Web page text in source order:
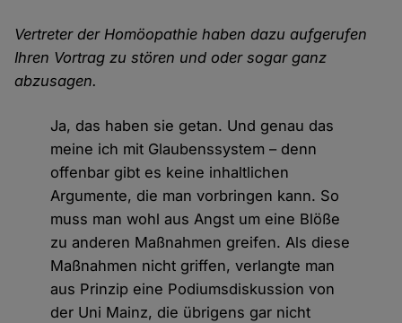
Vertreter der Homöopathie haben dazu aufgerufen
Ihren Vortrag zu stören und oder sogar ganz
abzusagen.
Ja, das haben sie getan. Und genau das
meine ich mit Glaubenssystem – denn
offenbar gibt es keine inhaltlichen
Argumente, die man vorbringen kann. So
muss man wohl aus Angst um eine Blöße
zu anderen Maßnahmen greifen. Als diese
Maßnahmen nicht griffen, verlangte man
aus Prinzip eine Podiumsdiskussion von
der Uni Mainz, die übrigens gar nicht